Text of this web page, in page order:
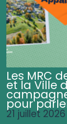
Les MRC
et la Ville
pour
21 juillet 2026